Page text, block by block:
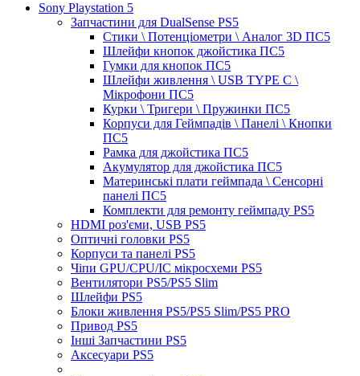
Sony Playstation 5
Запчастини для DualSense PS5
Стики \ Потенціометри \ Аналог 3D ПС5
Шлейфи кнопок джойстика ПС5
Гумки для кнопок ПС5
Шлейфи живлення \ USB TYPE C \
Мікрофони ПС5
Курки \ Тригери \ Пружинки ПС5
Корпуси для Геймпадів \ Панелі \ Кнопки
ПС5
Рамка для джойстика ПС5
Акумулятор для джойстика ПС5
Материнські плати геймпада \ Сенсорні
панелі ПС5
Комплекти для ремонту геймпаду PS5
HDMI роз'єми, USB PS5
Оптичні головки PS5
Корпуси та панелі PS5
Чіпи GPU/CPU/IC мікросхеми PS5
Вентилятори PS5/PS5 Slim
Шлейфи PS5
Блоки живлення PS5/PS5 Slim/PS5 PRO
Привод PS5
Інші Запчастини PS5
Аксесуари PS5